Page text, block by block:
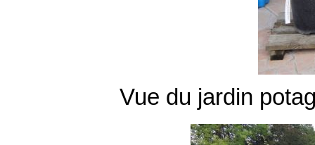
Vue du jardin